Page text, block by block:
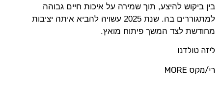
בין ביקוש להיצע, תוך שמירה על איכות חיים גבוהה
למתגוררים בה. שנת 2025 עשויה להביא איתה יציבות
מחודשת לצד המשך פיתוח מואץ.
ליזה טולדנו
רי/מקס MORE